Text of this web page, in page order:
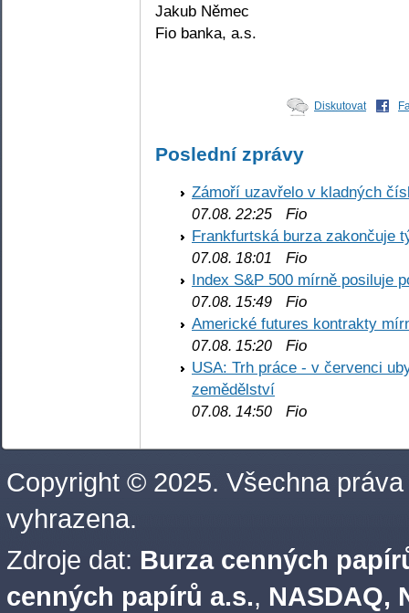
Jakub Němec
Fio banka, a.s.
Diskutovat
Poslední zprávy
Zámoří uzavřelo v kladných
07.08. 22:25 Fio
Frankfurtská burza zakončuje
07.08. 18:01
Fio
Index S&P 500 mírně posiluje
07.08. 15:49 Fio
Americké futures kontrakty
07.08. 15:20 Fio
USA: Trh práce - v červenci
zemědělství
07.08. 14:50 Fio
Copyright © 2025. Všechna práva
vyhrazena.
Zdroje dat: Burza cenných
cenných papírů a.s., NASDAQ,